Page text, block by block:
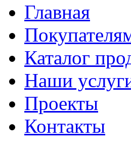
Главная
Каталог
Наши
Проекты
Контакты